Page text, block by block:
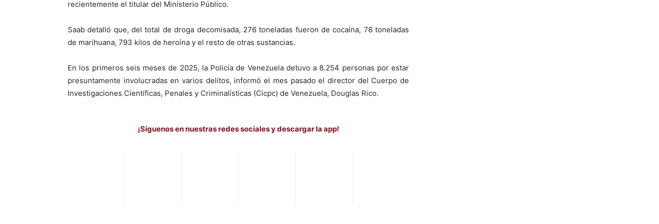
recientemente el titular del Ministerio Público.
Saab detalló que, del total de droga decomisada, 276 toneladas fueron de cocaína, 78 toneladas
de marihuana, 793 kilos de heroína y el resto de otras sustancias.
En los primeros seis meses de 2025, la Policía de Venezuela detuvo a 8.254 personas por estar
presuntamente involucradas en varios delitos, informó el mes pasado el director del Cuerpo de
Investigaciones Científicas, Penales y Criminalísticas (Cicpc) de Venezuela, Douglas Rico.
¡Síguenos en nuestras redes sociales y descargar la app!